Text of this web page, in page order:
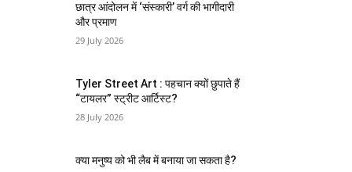
छात्र आंदोलन में ‘संस्कारी’ वर्ग की भागीदारी
और प्रमाण
29 July 2026
Tyler Street Art : पहचान क्यों छुपाते हैं
“टायलर” स्ट्रीट आर्टिस्ट?
28 July 2026
क्या मनुष्य को भी लैब में बनाया जा सकता है?